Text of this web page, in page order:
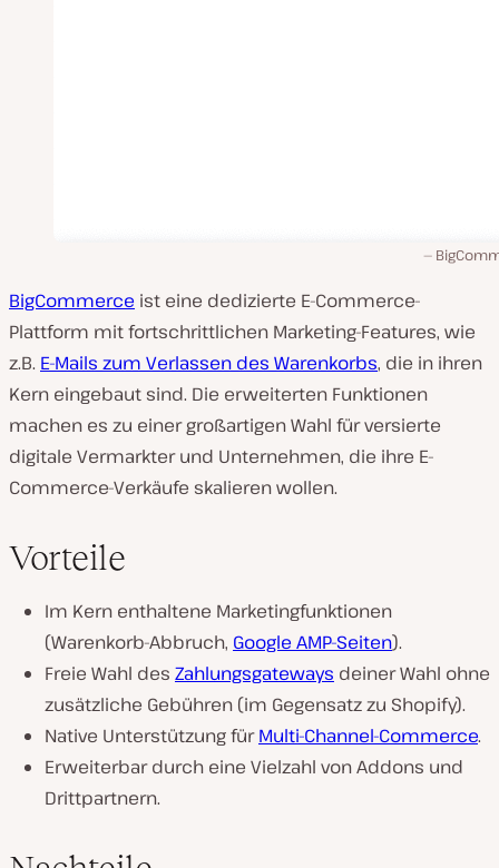
BigCommerce ist eine dedizierte E-Commerce-
Plattform mit fortschrittlichen Marketing-Features, wie
z.B. E-Mails zum Verlassen des Warenkorbs, die in ihren
Kern eingebaut sind. Die erweiterten Funktionen
machen es zu einer großartigen Wahl für versierte
digitale Vermarkter und Unternehmen, die ihre E-
Commerce-Verkäufe skalieren wollen.
Vorteile
Im Kern enthaltene Marketingfunktionen
(Warenkorb-Abbruch, Google AMP-Seiten).
Freie Wahl des Zahlungsgateways deiner Wahl ohne
zusätzliche Gebühren (im Gegensatz zu Shopify).
Native Unterstützung fürMulti-Channel-Commerce.
Erweiterbar durch eine Vielzahl von Addons und
Drittpartnern.